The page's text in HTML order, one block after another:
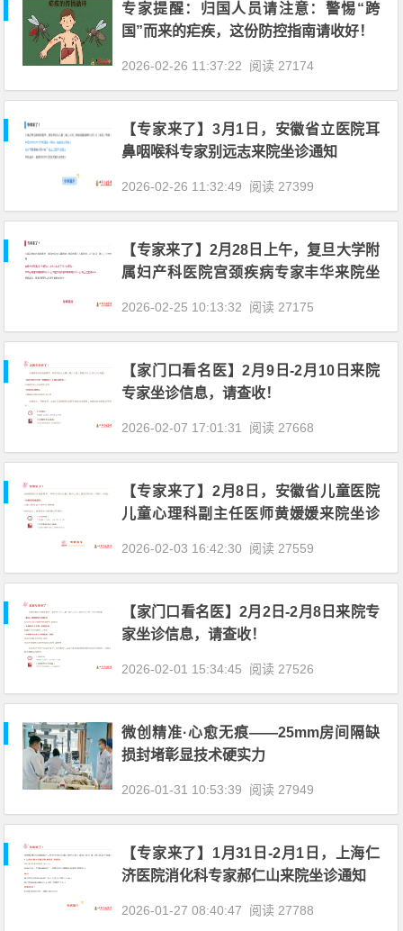
专家提醒：归国人员请注意：警惕“跨
国”而来的疟疾，这份防控指南请收好！
2026-02-26 11:37:22 阅读 27174
【专家来了】3月1日，安徽省立医院耳
鼻咽喉科专家别远志来院坐诊通知
2026-02-26 11:32:49 阅读 27399
【专家来了】2月28日上午，复旦大学附
属妇产科医院宫颈疾病专家丰华来院坐
2026-02-25 10:13:32 阅读 27175
【家门口看名医】2月9日-2月10日来院
专家坐诊信息，请查收！
2026-02-07 17:01:31 阅读 27668
【专家来了】2月8日，安徽省儿童医院
儿童心理科副主任医师黄媛媛来院坐诊
2026-02-03 16:42:30 阅读 27559
【家门口看名医】2月2日-2月8日来院专
家坐诊信息，请查收！
2026-02-01 15:34:45 阅读 27526
微创精准·心愈无痕——25mm房间隔缺
损封堵彰显技术硬实力
2026-01-31 10:53:39 阅读 27949
【专家来了】1月31日-2月1日，上海仁
济医院消化科专家郝仁山来院坐诊通知
2026-01-27 08:40:47 阅读 27788